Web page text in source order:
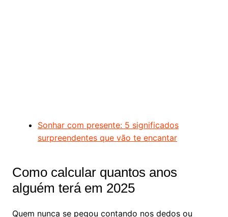
Sonhar com presente: 5 significados
surpreendentes que vão te encantar
Como calcular quantos anos
alguém terá em 2025
Quem nunca se pegou contando nos dedos ou